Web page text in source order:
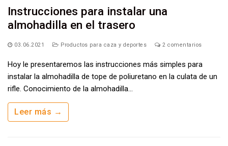
Instrucciones para instalar una
almohadilla en el trasero
03.06.2021 Productos para caza y deportes 2 comentarios
Hoy le presentaremos las instrucciones más simples para
instalar la almohadilla de tope de poliuretano en la culata de un
rifle. Conocimiento de la almohadilla…
Leer más →